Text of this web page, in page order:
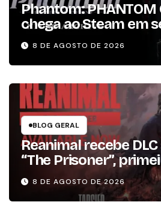
Phantom: PHANTOM
chega ao Steam em
conteúdo da versão
2013
8 DE AGOSTO DE 2026
BLOG GERAL
Reanimal recebe
“The Prisoner”,
da expansão de
8 DE AGOSTO DE 2026